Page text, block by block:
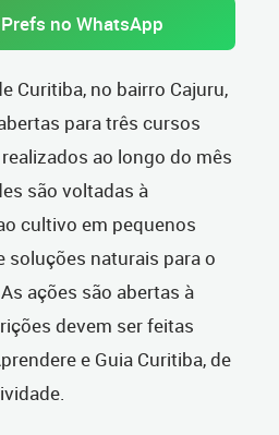
no WhatsApp
Curitiba, no bairro Cajuru,
para três cursos
ao longo do mês
são voltadas à
cultivo em pequenos
soluções naturais para o
ações são abertas à
devem ser feitas
e Guia Curitiba, de